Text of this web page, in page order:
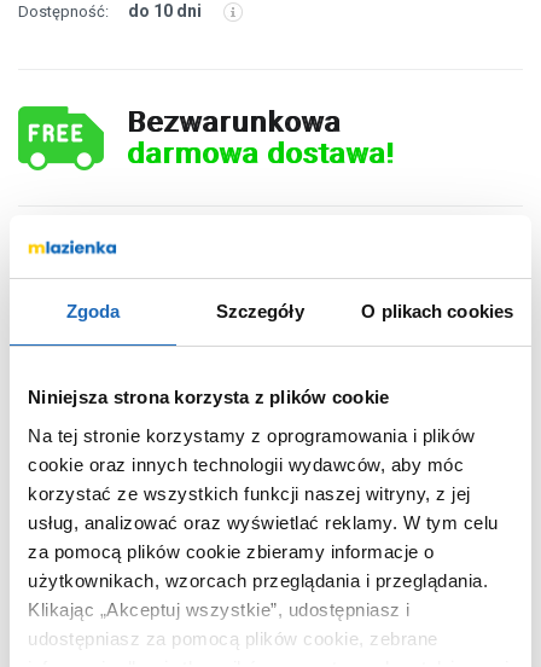
Zgoda Szczegóły O plikach cookies
Niniejsza strona korzysta z plików cookie
Na tej stronie korzystamy z oprogramowania i plików
cookie oraz innych technologii wydawców, aby móc
korzystać ze wszystkich funkcji naszej witryny, z jej
usług, analizować oraz wyświetlać reklamy. W tym celu
za pomocą plików cookie zbieramy informacje o
użytkownikach, wzorcach przeglądania i przeglądania.
Klikając „Akceptuj wszystkie”, udostępniasz i
udostępniasz za pomocą plików cookie, zebrane
Dostępność: do 10 dni
Bezwarunkowa
darmowa dostawa!
667,00zł
DO KOSZYKA
Chcesz zamówić telefonicznie?
OPIS PRODUKTU